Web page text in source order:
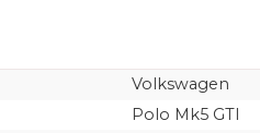
Volkswagen
Polo Mk5 GTI